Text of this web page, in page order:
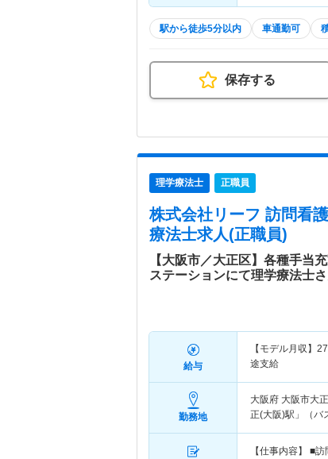
駅から徒歩5分以内 車通勤可
保存する
理学療法士 正職員
株式会社リーフ 訪問看
療法士求人(正職員)
【大阪市／大正区】各種手当
ステーションにて理学療法士
給与
【モデル月収】
途支給
勤務地
大阪府 大阪市大
正(大阪)駅」（バ
【仕事内容】 ■